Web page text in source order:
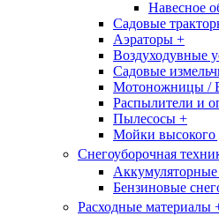
Навесное
Садовые
Аэраторы +
Воздуходувные
Садовые
Мотоножницы /
Распылители и
Пылесосы +
Мойки высокого
Снегоуборочная
Бензиновые
Расходные материалы